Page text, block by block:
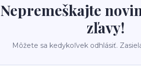
Nepremeškajte
zľavy!
Môžete sa kedykoľvek odhlásiť.